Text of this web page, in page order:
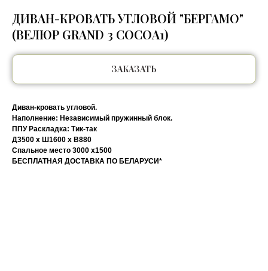
ДИВАН-КРОВАТЬ УГЛОВОЙ "БЕРГАМО"
(ВЕЛЮР GRAND 3 COCOA1)
ЗАКАЗАТЬ
Диван-кровать угловой.
Наполнение: Независимый пружинный блок.
ППУ Раскладка: Тик-так
Д3500 х Ш1600 х В880
Спальное место 3000 х1500
БЕСПЛАТНАЯ ДОСТАВКА ПО БЕЛАРУСИ*